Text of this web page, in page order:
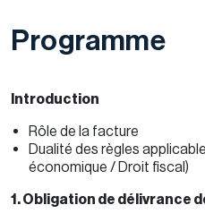
Programme
Introduction
Rôle de la facture
Dualité des règles
économique / Droit fiscal)
1. Obligation de délivrance